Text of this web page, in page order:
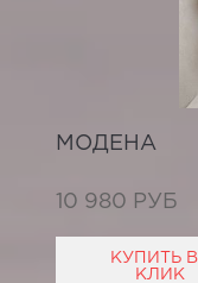
МОДЕНА
10 980 РУБ
КУПИТЬ В
КЛИК